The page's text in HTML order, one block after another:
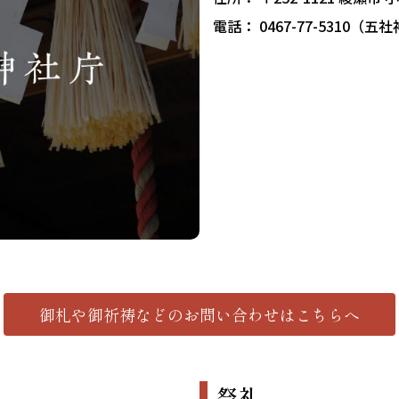
電話： 0467-77-5310（五社
御札や御祈祷などのお問い合わせはこちらへ